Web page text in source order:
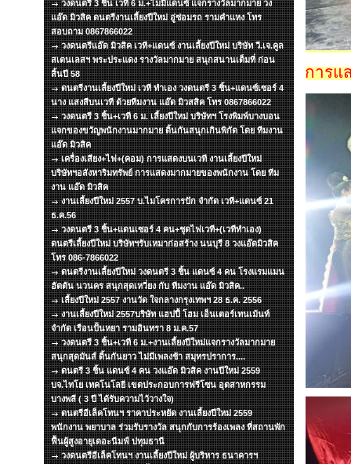
วงดนตรี 3 ชิ้น เวที 6 ม.+ไมมีแดนซ์ แจกรางวัลมากมาย วง
แอ๊ด มิวสิค ดนตรีงานเลี้ยงปีใหม่ อู่ซ่อมรถ รามคำแหง โทร
สอบถาม 0867866022
วงดนตรีแอ๊ด มิวสิค เวที+แดนซ์ งานเลี้ยงปีใหม่ บริษัท วี.เจ.คูล
สเตนเลสฯ พระประแดง รางวัลมากมาย สนุกสนานเต็มที่ ก่อน
สิ้นปี 58
ดนตรีงานเลี้ยงปีใหม่ เวที ทำเอง วงดนตรี 3 ชิ้น+แดนซ์เซอร์ 4
นาง แสงสีบนเวที ด้วยทีมงาน แอ๊ด มิวสสิค โทร 0867866022
วงดนตรี 3 ชิ้น+เวที 6 ม. เลี้ยงปีใหม่ บริษัทฯ โรงพิมพ์บางบอน
แจกของขวัญพนักงานมากมาย ดิ้นกันสนุกเกินพิกัด โดย ทีมงาน
แอ๊ด มิวสิค
เครื่องเสียง+ไฟ+(คอม) การแสดงบนเวที งานเลี้ยงปีใหม่
บริษัทฯอสังหาริมทรัพย์ การแสดงมากมายของพนักงาน โดย ทีม
งาน แอ๊ด มิวสิค
งานเลี้ยงปีใหม่ 2557 บ.ไมโครการปัก จำกัด เวที+แดนซ์ 21
ธ.ค.56
วงดนตรี 3 ชิ้น+แดนเซอร์ 4 คน+ชุดไฟเวที+(เวทีทำเอง)
ดนตรีเลี้ยงปีใหม่ บริษัทฯรับเหมาก่อสร้าง นนบุรี 8 วงแอ๊ดมิวสิค
โทร 086-7866022
ดนตรีงานเลี้ยงปีใหม่ วงดนตรี 3 ชิ้น แดนซ์ 4 คน โรงแรมแมน
ฮัตตัน นวนคร สนุกสุดเหวี่ยง กับ ทีมงาน แอ๊ด มิวสิค..
เลี้ยงปีใหม่ 2557 งานวัด ใจกลางกรุงเทพฯ 28 ธ.ค. 2556
งานเลี้ยงปีใหม่ 2557บริษัท แฮปปี้ โฮม เอ็นเตอร์เทนเม้นท์
จำกัด เรือนปั้นหยา รามอินทรา 8 ม.ค.57
วงดนตรี 3 ชิ้น+เวที 6 ม.+งานเลี้ยงปีใหม่แจกรางวัลมากมาย
สนุกสุดมันส์ ดิ้นกันยาว ไม่มีเพลงช้า สมุทรปราการ....
ดนตรี 3 ชิ้น แดนซ์ 4 คน วงแอ๊ด มิวสิค งานปีใหม่ 2559
บจ.ไทโย เทคโนโลยี เขตประกอบการฟรีโซน อุตสาหกรรม
บางพลี ( 3 ปี ได้รับความไว้วางใจ)
ดนตรีอีเล็คโทนฯ ราคาประหยัด งานเลี้ยงปีใหม่ 2559
พนักงาน พยาบาล ร่วมรับรางวัล สนุกกับการร้องเพลง ที่สถานพัก
ฟื้นผู้สูงอายุเดอะนีมฟ์ ปทุมธานี
วงดนตรีอีเล็คโทนฯ งานเลี้ยงปีใหม่ ผู้บริหาร ธนาคารฯ
การแ